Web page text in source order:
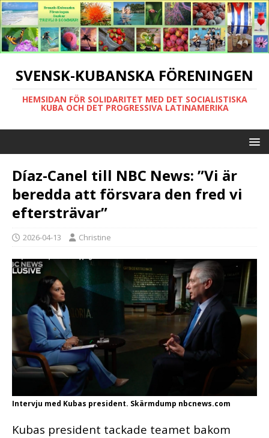
SVENSK-KUBANSKA FÖRENINGEN
HEMSIDAN FÖR SOLIDARITET MED DET SOCIALISTISKA
KUBA OCH DET PROGRESSIVA LATINAMERIKA
Díaz-Canel till NBC News: ”Vi är
beredda att försvara den fred vi
eftersträvar”
2026-04-13 Christine
Intervju med Kubas president. Skärmdump nbcnews.com
Kubas president tackade teamet bakom